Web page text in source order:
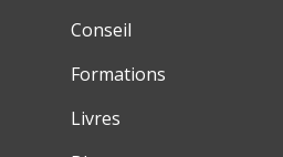
Conseil
Formations
Livres